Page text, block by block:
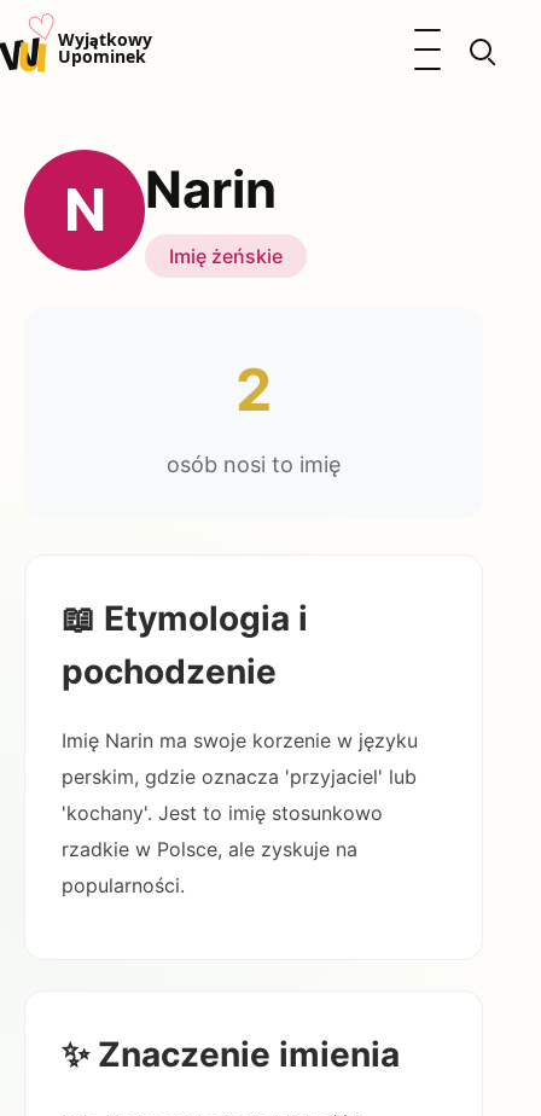
u♡Wyjątkowy
Upominek
Otwórz menu
Kalendarz Imienin
Kobieta
Okazje
Katalog prezentów
N Narin
Imię żeńskie
2
osób nosi to imię
📖 Etymologia i
pochodzenie
Imię Narin ma swoje korzenie w języku
perskim, gdzie oznacza 'przyjaciel' lub
'kochany'. Jest to imię stosunkowo
rzadkie w Polsce, ale zyskuje na
popularności.
✨ Znaczenie imienia